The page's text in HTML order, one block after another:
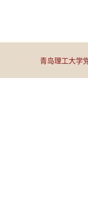
青岛理工大